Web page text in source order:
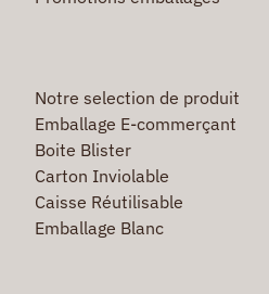
Notre selection de produit
Emballage E-commerçant
Boite Blister
Carton Inviolable
Caisse Réutilisable
Emballage Blanc